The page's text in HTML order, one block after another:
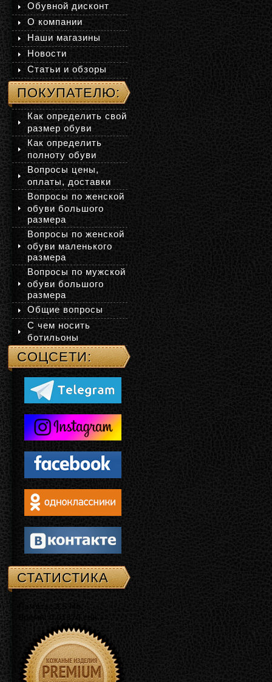
Обувной дисконт
О компании
Наши магазины
Новости
Статьи и обзоры
ПОКУПАТЕЛЮ:
Как определить свой
размер обуви
Как определить
полноту обуви
Вопросы цены,
оплаты, доставки
Вопросы по женской
обуви большого
размера
Вопросы по женской
обуви маленького
размера
Вопросы по мужской
обуви большого
размера
Общие вопросы
С чем носить
ботильоны
СОЦСЕТИ:
СТАТИСТИКА
Память: 3.5 Mb
Время: 0.01370 сек.